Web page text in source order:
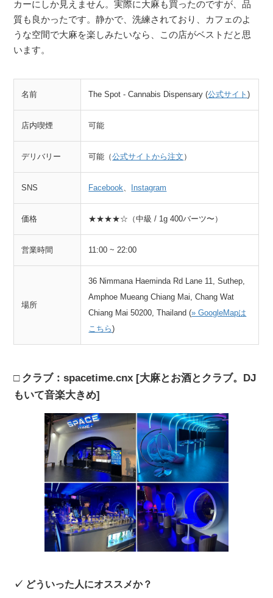
カーにしか見えません。実際に大麻も買ったのですが、品
質も良かったです。静かで、洗練されており、カフェのよ
うな空間で大麻を楽しみたいなら、この店がベストだと思
います。
名前 The Spot - Cannabis Dispensary (公式サイト)
店内喫煙 可能
デリバリー 可能（公式サイトから注文 ）
SNS Facebook Instagram
価格 ★★★★☆（中級 / 1g 400バーツ〜）
営業時間 11:00 ~ 22:00
場所
36 Nimmana Haeminda Rd Lane 11, Suthep,
Amphoe Mueang Chiang Mai, Chang Wat
Chiang Mai 50200, Thailand (» GoogleMapは
こちら)
クラブ：spacetime.cnx [大麻とお酒とクラブ。DJ
もいて音楽大きめ]
どういった人にオススメか？